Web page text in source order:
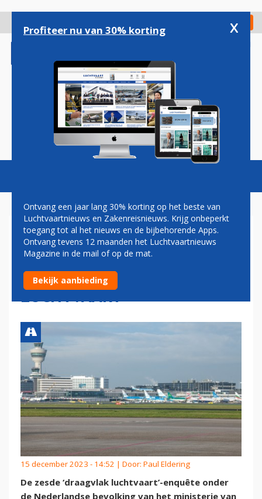
gaan
Check in
Magazine Podcasts Vacatures
ANALYSE: VEEL HAKEN EN
OGEN AAN CIJFERS
DRAAGVLAKONDERZOEK
LUCHTVAART
15 december 2023 - 14:52 | Door: Paul Eldering
De zesde ‘draagvlak luchtvaart’-enquête onder
de Nederlandse bevolking van het ministerie van
Profiteer nu van 30% korting x
Ontvang een jaar lang 30% korting op het beste van
Luchtvaartnieuws en Zakenreisnieuws. Krijg onbeperkt
toegang tot al het nieuws en de bijbehorende Apps.
Ontvang tevens 12 maanden het Luchtvaartnieuws
Magazine in de mail of op de mat.
Bekijk aanbieding